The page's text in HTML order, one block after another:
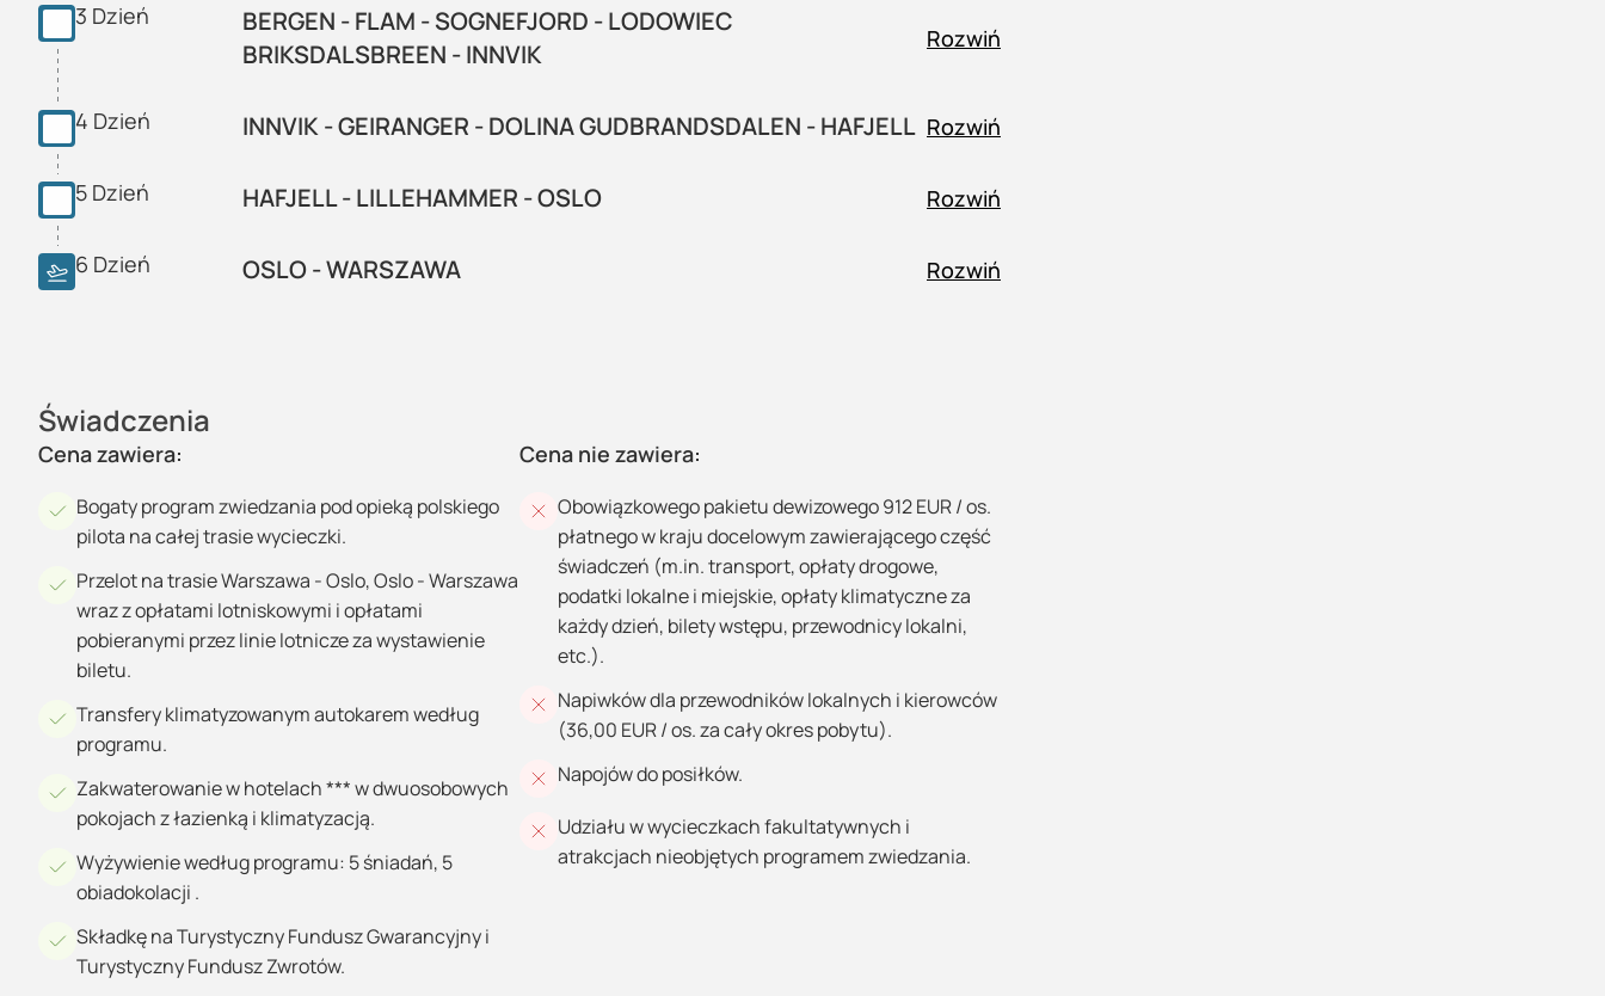
3 Dzień
BERGEN - FLAM - SOGNEFJORD - LODOWIEC
BRIKSDALSBREEN - INNVIK
Rozwiń
4 Dzień INNVIK - GEIRANGER - DOLINA GUDBRANDSDALEN - HAFJELL Rozwiń
5 Dzień HAFJELL - LILLEHAMMER - OSLO Rozwiń
6 Dzień OSLO - WARSZAWA Rozwiń
Świadczenia
Cena zawiera:
Bogaty program zwiedzania pod opieką polskiego
pilota na całej trasie wycieczki.
Przelot na trasie Warszawa - Oslo, Oslo - Warszawa
wraz z opłatami lotniskowymi i opłatami
pobieranymi przez linie lotnicze za wystawienie
biletu.
Transfery klimatyzowanym autokarem według
programu.
Zakwaterowanie w hotelach *** w dwuosobowych
pokojach z łazienką i klimatyzacją.
Wyżywienie według programu: 5 śniadań, 5
obiadokolacji .
Składkę na Turystyczny Fundusz Gwarancyjny i
Turystyczny Fundusz Zwrotów.
Cena nie zawiera:
Obowiązkowego pakietu dewizowego 912 EUR / os.
płatnego w kraju docelowym zawierającego część
świadczeń (m.in. transport, opłaty drogowe,
podatki lokalne i miejskie, opłaty klimatyczne za
każdy dzień, bilety wstępu, przewodnicy lokalni,
etc.).
Napiwków dla przewodników lokalnych i kierowców
(36,00 EUR / os. za cały okres pobytu).
Napojów do posiłków.
Udziału w wycieczkach fakultatywnych i
atrakcjach nieobjętych programem zwiedzania.